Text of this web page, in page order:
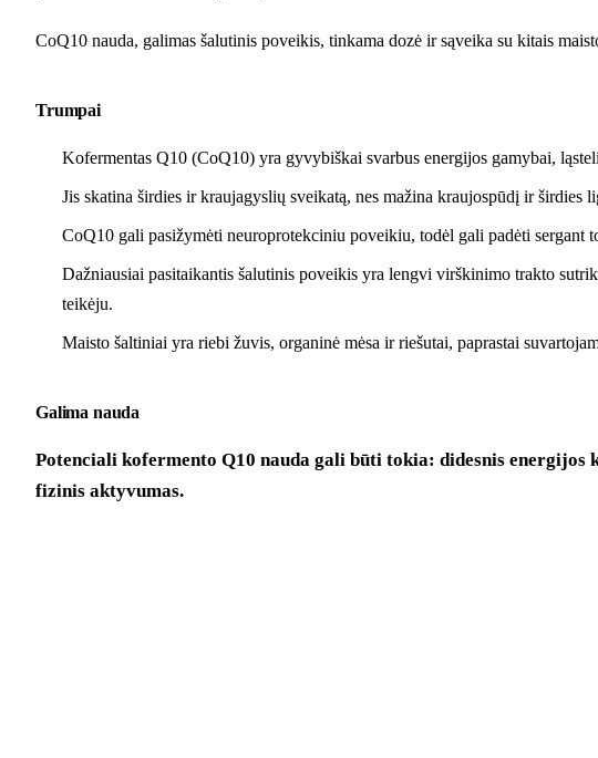
CoQ10 nauda, galimas šalutinis poveikis, tinkama dozė ir sąveika su kitais
Trumpai
Kofermentas Q10 (CoQ10) yra gyvybiškai svarbus energijos gamybai,
Jis skatina širdies ir kraujagyslių sveikatą, nes mažina kraujospūdį ir širdies
CoQ10 gali pasižymėti neuroprotekciniu poveikiu, todėl gali padėti
Dažniausiai pasitaikantis šalutinis poveikis yra lengvi virškinimo trakto
teikėju.
Maisto šaltiniai yra riebi žuvis, organinė mėsa ir riešutai, paprastai
Galima nauda
Potenciali kofermento Q10 nauda gali būti tokia: didesnis
fizinis aktyvumas.